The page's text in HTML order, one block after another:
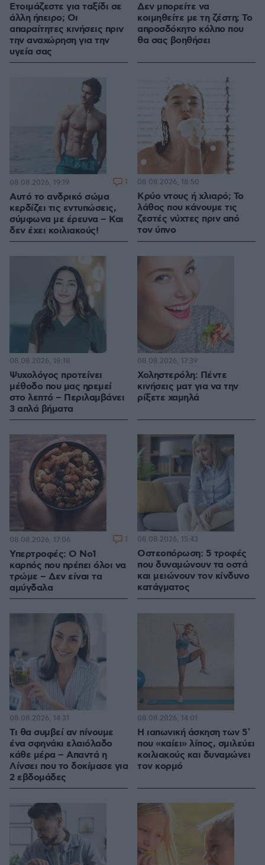
Ετοιμάζεστε για ταξίδι σε
άλλη ήπειρο; Οι
απαραίτητες κινήσεις πριν
την αναχώρηση για την
υγεία σας
Δεν μπορείτε να
κοιμηθείτε με τη ζέστη; Το
απροσδόκητο κόλπο που
θα σας βοηθήσει
Αυτό το ανδρικό σώμα
κερδίζει τις εντυπώσεις,
σύμφωνα με έρευνα – Και
δεν έχει κοιλιακούς!
08.08.2026, 19:19 1
Κρύο ντους ή χλιαρό; Το
λάθος που κάνουμε τις
ζεστές νύχτες πριν από
τον ύπνο
08.08.2026, 18:50
Ψυχολόγος προτείνει
μέθοδο που μας ηρεμεί
στο λεπτό – Περιλαμβάνει
3 απλά βήματα
08.08.2026, 18:18
Χοληστερόλη: Πέντε
κινήσεις ματ για να την
ρίξετε χαμηλά
08.08.2026, 17:39
Υπερτροφές: Ο Νο1
καρπός που πρέπει όλοι να
τρώμε – Δεν είναι τα
αμύγδαλα
08.08.2026, 17:06 1
Οστεοπόρωση: 5 τροφές
που δυναμώνουν τα οστά
και μειώνουν τον κίνδυνο
κατάγματος
08.08.2026, 15:43
Τι θα συμβεί αν πίνουμε
ένα σφηνάκι ελαιόλαδο
κάθε μέρα – Απαντά η
Λίνσει που το δοκίμασε για
2 εβδομάδες
08.08.2026, 14:31
Η ιαπωνική άσκηση των 5′
που «καίει» λίπος, σμιλεύει
κοιλιακούς και δυναμώνει
τον κορμό
08.08.2026, 14:01